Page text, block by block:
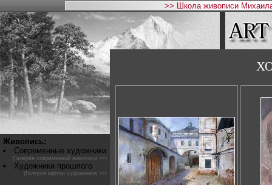
>> Школа живописи
Живопись:
Современные художники
(Галерея современной живописи >>)
Художники прошлого
(Галерея картин художников >>)